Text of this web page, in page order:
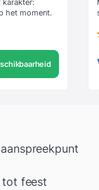
het moment.
tot feest